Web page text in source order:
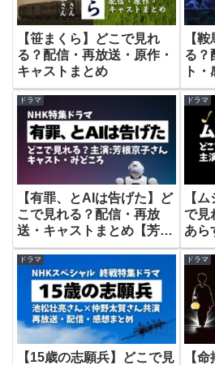
【笹まくら】どこで見れ
る？配信・再放送・原作・
キャストまとめ
【
る？
ト
さん
ドラマ
【有罪、とAIは告げた】ど
こで見れる？配信・再放
送・キャストまとめ【芳根
京子さん主演】
ドラマ
【
で見
あら
【小
ドラマ
【15歳の志願兵】どこで見
ドラマ
【